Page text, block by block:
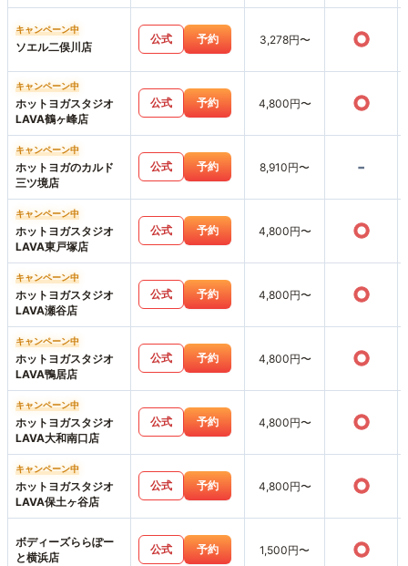
キャンペーン中
ソエル二俣川店
公式 予約 3,278円〜 ○
キャンペーン中
ホットヨガスタジオ
LAVA鶴ヶ峰店
公式 予約 4,800円〜 ○
キャンペーン中
ホットヨガのカルド
三ツ境店
公式 予約 8,910円〜 -
キャンペーン中
ホットヨガスタジオ
LAVA東戸塚店
公式 予約 4,800円〜 ○
キャンペーン中
ホットヨガスタジオ
LAVA瀬谷店
公式 予約 4,800円〜 ○
キャンペーン中
ホットヨガスタジオ
LAVA鴨居店
公式 予約 4,800円〜 ○
キャンペーン中
ホットヨガスタジオ
LAVA大和南口店
公式 予約 4,800円〜 ○
キャンペーン中
ホットヨガスタジオ
LAVA保土ヶ谷店
公式 予約 4,800円〜 ○
ボディーズららぽー
と横浜店
公式 予約 1,500円〜 ○